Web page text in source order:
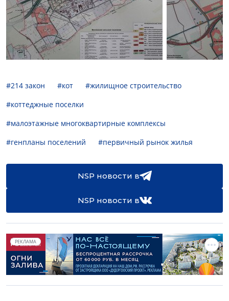
#214 закон #кот
#жилищное строительство
#коттеджные поселки
#малоэтажные многоквартирные комплексы
#генпланы поселений
#первичный рынок жилья
NSP новости в
NSP новости в
РЕКЛАМА